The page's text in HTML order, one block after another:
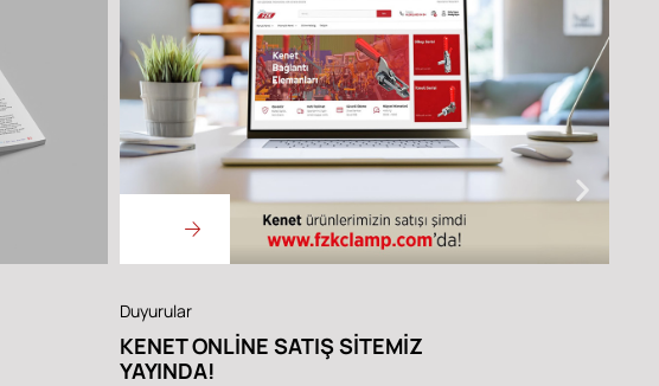
Duyurular
KENET ONLINE SATIŞ SITEMIZ
YAYINDA!